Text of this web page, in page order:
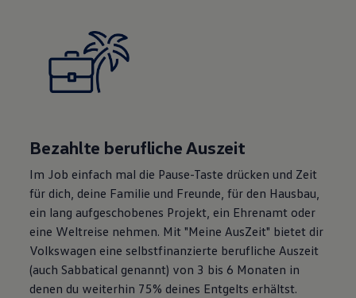
Bezahlte berufliche Auszeit
Im Job einfach mal die Pause-Taste drücken und Zeit
für dich, deine Familie und Freunde, für den Hausbau,
ein lang aufgeschobenes Projekt, ein Ehrenamt oder
eine Weltreise nehmen. Mit "Meine AusZeit" bietet dir
Volkswagen eine selbstfinanzierte berufliche Auszeit
(auch Sabbatical genannt) von 3 bis 6 Monaten in
denen du weiterhin 75% deines Entgelts erhältst.